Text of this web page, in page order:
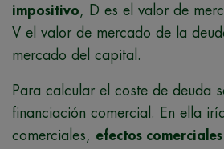
impositivo, D es el valor de
V el valor de mercado de la
mercado del capital.
Para calcular el coste de deuda
financiación comercial. En ella
comerciales, efectos comerciales